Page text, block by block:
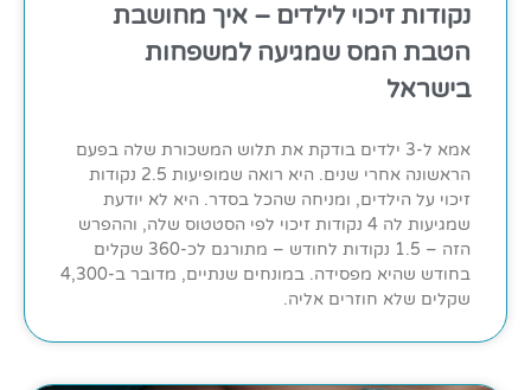
נקודות זיכוי לילדים – איך מחושבת
הטבת המס שמגיעה למשפחות
בישראל
אמא ל-3 ילדים בודקת את תלוש המשכורת שלה בפעם
הראשונה אחרי שנים. היא רואה שמופיעות 2.5 נקודות
זיכוי על הילדים, ומניחה שהכל בסדר. היא לא יודעת
שמגיעות לה 4 נקודות זיכוי לפי הסטטוס שלה, וההפרש
הזה – 1.5 נקודות לחודש – מתורגם לכ-360 שקלים
בחודש שהיא מפסידה. במונחים שנתיים, מדובר ב-4,300
שקלים שלא חוזרים אליה.